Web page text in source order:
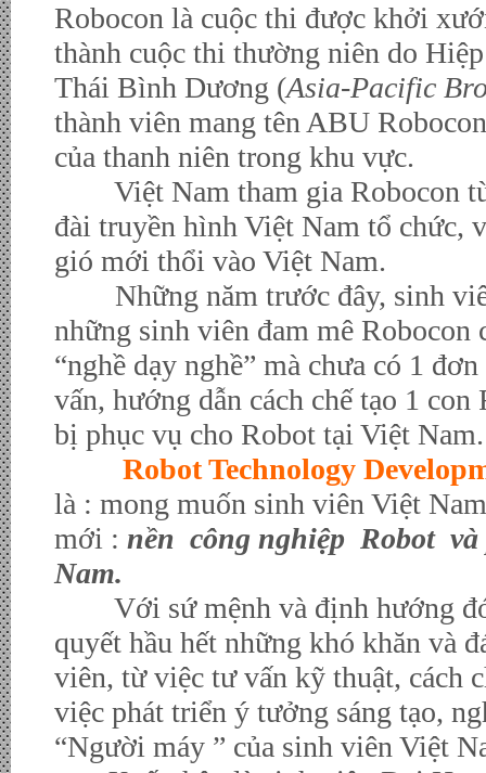
Robocon là cuộc thi được khởi
thành cuộc thi thường niên do
Thái Bình Dương (Asia-Pacific
thành viên mang tên ABU
của thanh niên trong khu vực.
Việt Nam tham gia Robocon từ
đài truyền hình Việt Nam tổ chức,
gió mới thổi vào Việt Nam.
Những năm trước đây, sinh
những sinh viên đam mê
“nghề dạy nghề” mà chưa có 1
vấn, hướng dẫn cách chế tạo 1
bị phục vụ cho Robot tại Việt Nam.
Robot Technology
là : mong muốn sinh viên Việt
mới : nền công nghiệp Robot
Nam.
Với sứ mệnh và định hướng
quyết hầu hết những khó khăn và
viên, từ việc tư vấn kỹ thuật, cách
việc phát triển ý tưởng sáng tạo,
“Người máy ” của sinh viên Việt